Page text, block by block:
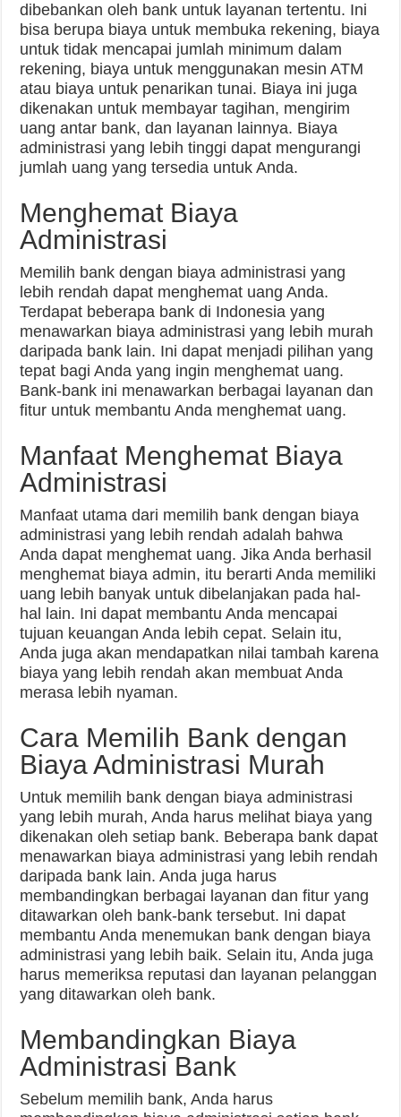
dibebankan oleh bank untuk layanan tertentu. Ini
bisa berupa biaya untuk membuka rekening, biaya
untuk tidak mencapai jumlah minimum dalam
rekening, biaya untuk menggunakan mesin ATM
atau biaya untuk penarikan tunai. Biaya ini juga
dikenakan untuk membayar tagihan, mengirim
uang antar bank, dan layanan lainnya. Biaya
administrasi yang lebih tinggi dapat mengurangi
jumlah uang yang tersedia untuk Anda.
Menghemat Biaya
Administrasi
Memilih bank dengan biaya administrasi yang
lebih rendah dapat menghemat uang Anda.
Terdapat beberapa bank di Indonesia yang
menawarkan biaya administrasi yang lebih murah
daripada bank lain. Ini dapat menjadi pilihan yang
tepat bagi Anda yang ingin menghemat uang.
Bank-bank ini menawarkan berbagai layanan dan
fitur untuk membantu Anda menghemat uang.
Manfaat Menghemat Biaya
Administrasi
Manfaat utama dari memilih bank dengan biaya
administrasi yang lebih rendah adalah bahwa
Anda dapat menghemat uang. Jika Anda berhasil
menghemat biaya admin, itu berarti Anda memiliki
uang lebih banyak untuk dibelanjakan pada hal-
hal lain. Ini dapat membantu Anda mencapai
tujuan keuangan Anda lebih cepat. Selain itu,
Anda juga akan mendapatkan nilai tambah karena
biaya yang lebih rendah akan membuat Anda
merasa lebih nyaman.
Cara Memilih Bank dengan
Biaya Administrasi Murah
Untuk memilih bank dengan biaya administrasi
yang lebih murah, Anda harus melihat biaya yang
dikenakan oleh setiap bank. Beberapa bank dapat
menawarkan biaya administrasi yang lebih rendah
daripada bank lain. Anda juga harus
membandingkan berbagai layanan dan fitur yang
ditawarkan oleh bank-bank tersebut. Ini dapat
membantu Anda menemukan bank dengan biaya
administrasi yang lebih baik. Selain itu, Anda juga
harus memeriksa reputasi dan layanan pelanggan
yang ditawarkan oleh bank.
Membandingkan Biaya
Administrasi Bank
Sebelum memilih bank, Anda harus